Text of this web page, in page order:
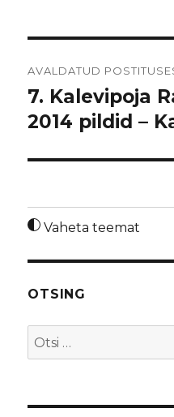
AVALDATUD
7. Kalevipoja
2014 pildid –
Vaheta teemat
OTSING
Otsi: